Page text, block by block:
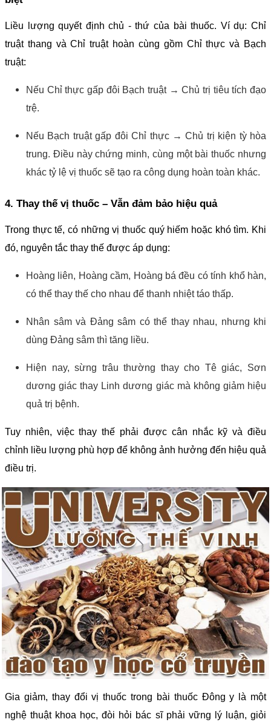
Liều lượng quyết định chủ - thứ của bài thuốc. Ví dụ: Chỉ
truật thang và Chỉ truật hoàn cùng gồm Chỉ thực và Bạch
truật:
Nếu Chỉ thực gấp đôi Bạch truật → Chủ trị tiêu tích đạo
trệ.
Nếu Bạch truật gấp đôi Chỉ thực → Chủ trị kiện tỳ hòa
trung. Điều này chứng minh, cùng một bài thuốc nhưng
khác tỷ lệ vị thuốc sẽ tạo ra công dụng hoàn toàn khác.
4. Thay thế vị thuốc – Vẫn đảm bảo hiệu quả
Trong thực tế, có những vị thuốc quý hiếm hoặc khó tìm. Khi
đó, nguyên tắc thay thế được áp dụng:
Hoàng liên, Hoàng cầm, Hoàng bá đều có tính khổ hàn,
có thể thay thế cho nhau để thanh nhiệt táo thấp.
Nhân sâm và Đảng sâm có thể thay nhau, nhưng khi
dùng Đảng sâm thì tăng liều.
Hiện nay, sừng trâu thường thay cho Tê giác, Sơn
dương giác thay Linh dương giác mà không giảm hiệu
quả trị bệnh.
Tuy nhiên, việc thay thế phải được cân nhắc kỹ và điều
chỉnh liều lượng phù hợp để không ảnh hưởng đến hiệu quả
điều trị.
Gia giảm, thay đổi vị thuốc trong bài thuốc Đông y là một
nghệ thuật khoa học, đòi hỏi bác sĩ phải vững lý luận, giỏi